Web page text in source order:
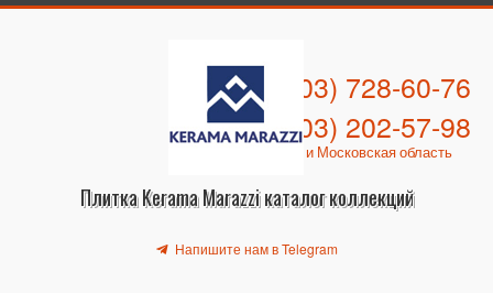
Плитка Kerama Marazzi каталог коллекций
+7 (903) 728-60-76
+7 (903) 202-57-98
Москва и Московская область
Напишите нам в Telegram